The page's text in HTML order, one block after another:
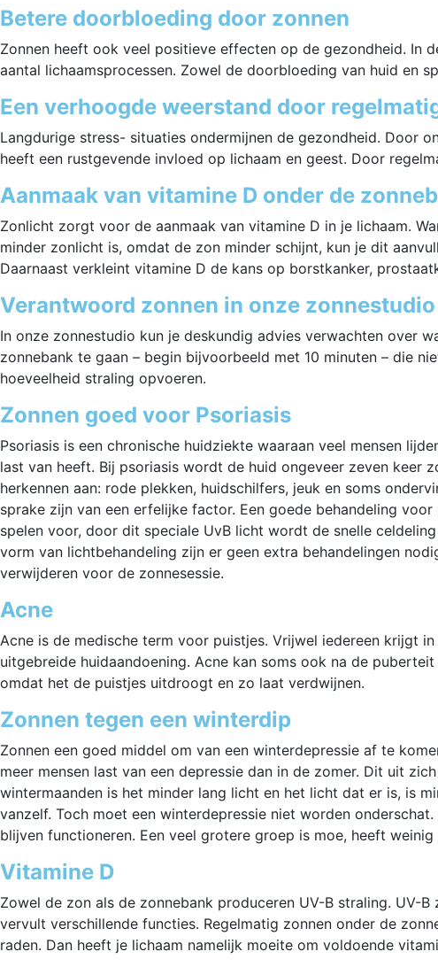
Betere doorbloeding door zonnen
Zonnen heeft ook veel positieve effecten op de gezondheid. In
aantal lichaamsprocessen. Zowel de doorbloeding van huid en
Een verhoogde weerstand door
Langdurige stress- situaties ondermijnen de gezondheid. Door
heeft een rustgevende invloed op lichaam en geest. Door
Aanmaak van vitamine D onder de
Zonlicht zorgt voor de aanmaak van vitamine D in je lichaam.
minder zonlicht is, omdat de zon minder schijnt, kun je dit
Daarnaast verkleint vitamine D de kans op borstkanker,
Verantwoord zonnen in onze zonnestudio
In onze zonnestudio kun je deskundig advies verwachten over
zonnebank te gaan – begin bijvoorbeeld met 10 minuten – die
hoeveelheid straling opvoeren.
Zonnen goed voor Psoriasis
Psoriasis is een chronische huidziekte waaraan veel mensen
last van heeft. Bij psoriasis wordt de huid ongeveer zeven keer
herkennen aan: rode plekken, huidschilfers, jeuk en soms
sprake zijn van een erfelijke factor. Een goede behandeling
spelen voor, door dit speciale UvB licht wordt de snelle
vorm van lichtbehandeling zijn er geen extra behandelingen
verwijderen voor de zonnesessie.
Acne
Acne is de medische term voor puistjes. Vrijwel iedereen krijgt
uitgebreide huidaandoening. Acne kan soms ook na de
omdat het de puistjes uitdroogt en zo laat verdwijnen.
Zonnen tegen een winterdip
Zonnen een goed middel om van een winterdepressie af te
meer mensen last van een depressie dan in de zomer. Dit uit
wintermaanden is het minder lang licht en het licht dat er is, is
vanzelf. Toch moet een winterdepressie niet worden
blijven functioneren. Een veel grotere groep is moe, heeft
Vitamine D
Zowel de zon als de zonnebank produceren UV-B straling. UV-
vervult verschillende functies. Regelmatig zonnen onder de
raden. Dan heeft je lichaam namelijk moeite om voldoende